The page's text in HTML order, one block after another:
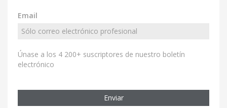
Email
Únase a los 4 200+ suscriptores de nuestro boletín
electrónico
Enviar